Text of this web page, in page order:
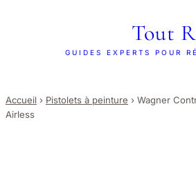
Tout
GUIDES EXPERTS POUR
Accueil › Pistolets à peinture › Wagner
Airless